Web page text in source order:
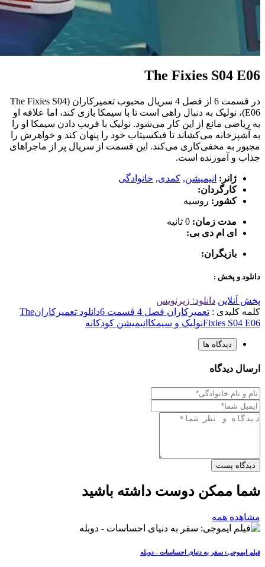
The Fixies S04 E06
در قسمت 6 از فصل 4 سریال محبوب تعمیرکاران (The Fixies S04
E06)، نولیک به دنبال راهی است تا با سیمکا بازی کند، اما علاقه او
به ریاضی مانع از این کار می‌شود. نولیک با فریب دادن سیمکا او را
به آشپزخانه می‌کشاند تا فیکسیتاب خود را پنهان کند و خواهرش را
مجبور به مخفی‌کاری می‌کند. این قسمت از سریال پر از ماجراهای
جذاب و آموزنده است.
ژانر: انیمیشن, کمدی, خانوادگی
کارگردان:
کشور: روسیه
مدت زمان: 0 ثانیه
ای ام دی بی:
بازیگران:
دانلود و پخش :
پخش آنلاین دانلود: زیرنویس
کلمه کلیدی : تعمیرکاران فصل 4 قسمت 6 دانلود تعمیرکارانThe
Fixies S04 E06نولیک و سیمکا انیمیشن کودکانه
دیدگاه ها
ارسال دیدگاه
دیدگاه پست
شما ممکن دوست داشته باشید
مشاهده همه
فیلم ایموجی: سفر به دنیای احساسات - دوبله